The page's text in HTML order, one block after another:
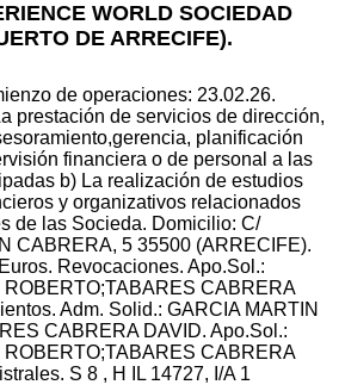
WORLD SOCIEDAD
DE ARRECIFE).
de operaciones: 23.02.26.
prestación de servicios de dirección,
planificación
financiera o de personal a las
b) La realización de estudios
y organizativos relacionados
de las Socieda. Domicilio: C/
CABRERA, 5 35500 (ARRECIFE).
Revocaciones. Apo.Sol.:
CABRERA
Adm. Solid.: GARCIA MARTIN
CABRERA DAVID. Apo.Sol.:
CABRERA
S 8 , H IL 14727, I/A 1